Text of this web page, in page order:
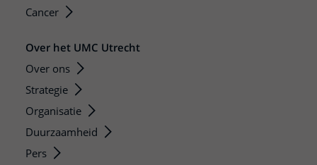
Cancer
Over het UMC Utrecht
Over ons
Strategie
Organisatie
Duurzaamheid
Pers